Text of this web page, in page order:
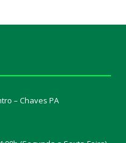
– Chaves PA